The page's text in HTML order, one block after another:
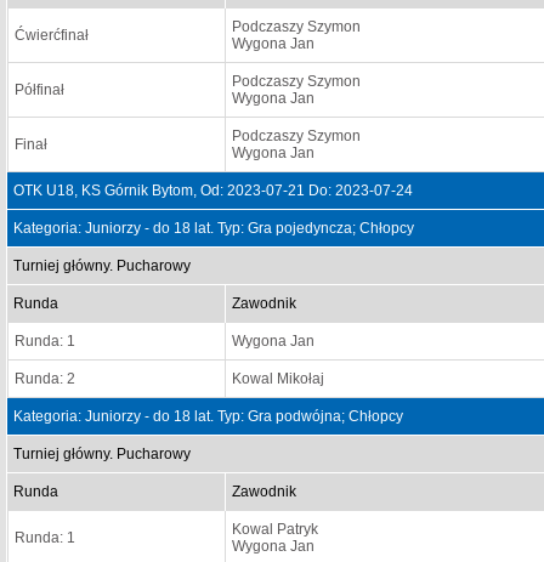
Ćwierćfinał
Podczaszy Szymon
Wygona Jan
Półfinał
Podczaszy Szymon
Wygona Jan
Finał
Podczaszy Szymon
Wygona Jan
OTK U18, KS Górnik Bytom, Od: 2023-07-21 Do: 2023-07-24
Kategoria: Juniorzy - do 18 lat. Typ: Gra pojedyncza; Chłopcy
Turniej główny. Pucharowy
Runda Zawodnik
Runda: 1 Wygona Jan
Runda: 2 Kowal Mikołaj
Kategoria: Juniorzy - do 18 lat. Typ: Gra podwójna; Chłopcy
Turniej główny. Pucharowy
Runda Zawodnik
Runda: 1
Kowal Patryk
Wygona Jan